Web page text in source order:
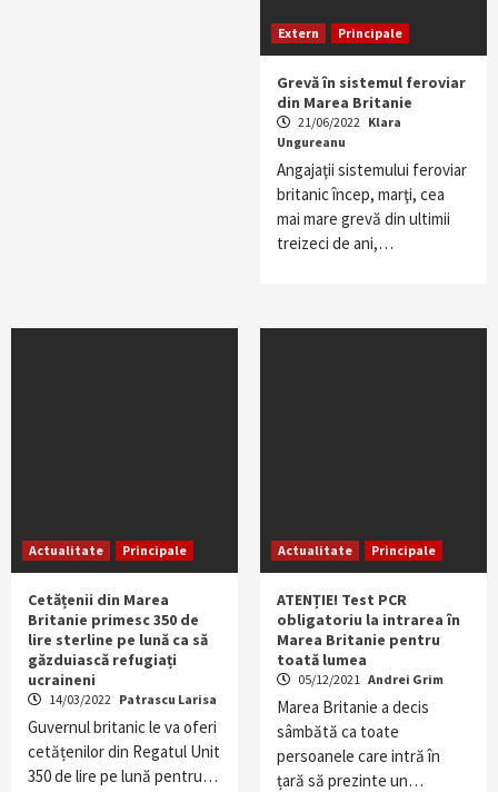
Extern Principale
Grevă în sistemul feroviar
din Marea Britanie
21/06/2022 Klara
Ungureanu
Angajaţii sistemului feroviar
britanic încep, marţi, cea
mai mare grevă din ultimii
treizeci de ani,…
Actualitate Principale
Cetățenii din Marea
Britanie primesc 350 de
lire sterline pe lună ca să
găzduiască refugiați
ucraineni
14/03/2022 Patrascu Larisa
Guvernul britanic le va oferi
cetățenilor din Regatul Unit
350 de lire pe lună pentru…
Actualitate Principale
ATENȚIE! Test PCR
obligatoriu la intrarea în
Marea Britanie pentru
toată lumea
05/12/2021 Andrei Grim
Marea Britanie a decis
sâmbătă ca toate
persoanele care intră în
țară să prezinte un…